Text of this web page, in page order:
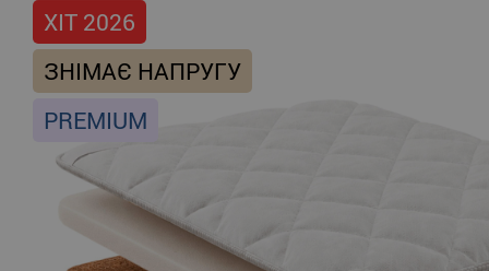
ХІТ 2026
ЗНІМАЄ НАПРУГУ
PREMIUM